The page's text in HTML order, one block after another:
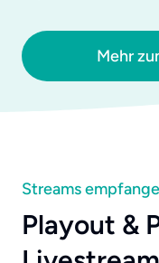
Mehr
Streams
Playout &